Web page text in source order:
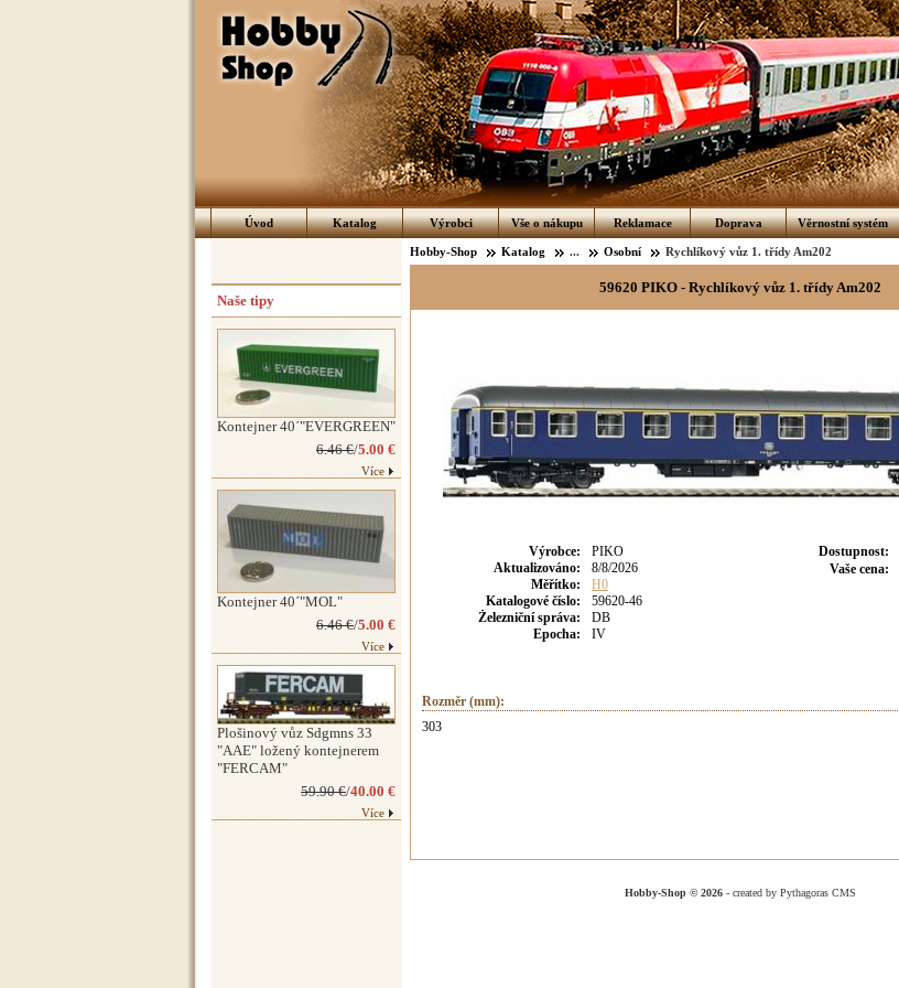
Úvod Katalog Výrobci Vše o nákupu Reklamace Doprava Věrnostní systém
Hobby-Shop Katalog ... Osobní Rychlíkový vůz 1. třídy Am202
59620 PIKO - Rychlíkový vůz 1. třídy Am202
Výrobce:
PIKO
Aktualizováno:
8/8/2026
Měřítko:
H0
Katalogové číslo:
59620-46
Železniční správa:
DB
Epocha:
IV
Dostupnost:
Vaše cena:
Rozměr (mm):
303
Naše tipy
Kontejner 40´"EVERGREEN"
6.46 €/5.00 €
Více
Kontejner 40´"MOL"
6.46 €/5.00 €
Více
Plošinový vůz Sdgmns 33
"AAE" ložený kontejnerem
"FERCAM"
59.90 €/40.00 €
Více
Hobby-Shop © 2026 - created by Pythagoras CMS